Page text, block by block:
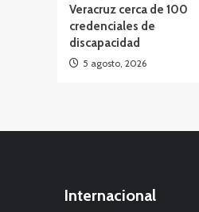
Veracruz cerca de 100
credenciales de
discapacidad
5 agosto, 2026
Internacional